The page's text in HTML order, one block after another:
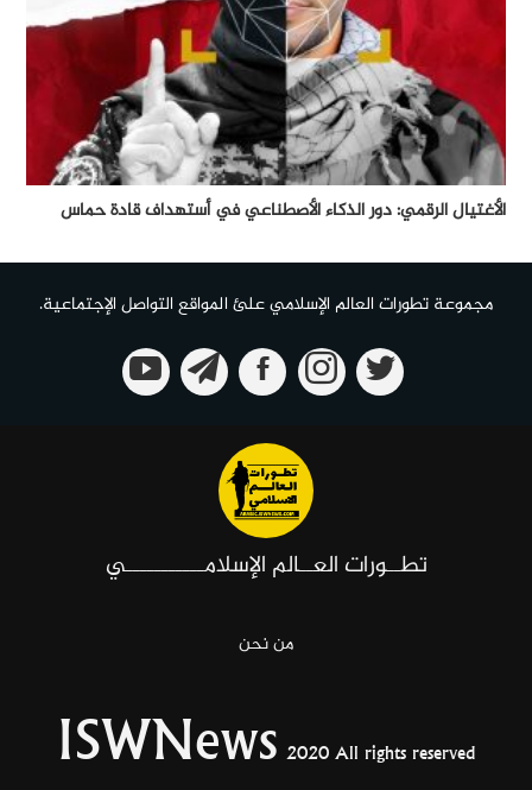
الأغتيال الرقمي: دور الذكاء الأصطناعي في أستهداف قادة حماس
مجموعة تطورات العالم الإسلامي علئ المواقع التواصل الإجتماعية.
تطــورات العــالم الإسلامـــــــــــي
من نحن
ISWNews 2020 All rights reserved